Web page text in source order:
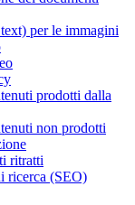
per le immagini
prodotti dalla
non prodotti
ritratti
ricerca (SEO)